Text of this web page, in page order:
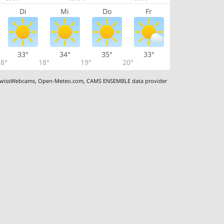
Di Mi Do Fr
33°
18°
34°
19°
35°
20°
33°
,Open-Meteo.com,CAMS ENSEMBLE data provider